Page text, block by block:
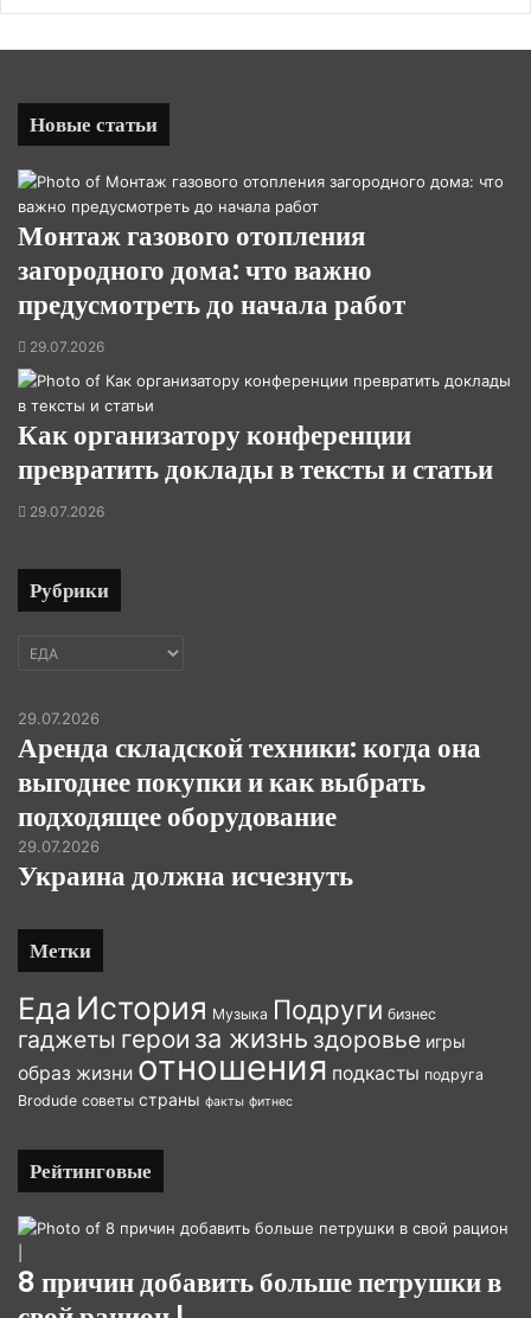
Новые статьи
Монтаж газового отопления
загородного дома: что важно
предусмотреть до начала работ
29.07.2026
Как организатору конференции
превратить доклады в тексты и статьи
29.07.2026
Рубрики
Рубрики
29.07.2026
Аренда складской техники: когда она
выгоднее покупки и как выбрать
подходящее оборудование
29.07.2026
Украина должна исчезнуть
Метки
Еда История Музыка Подруги бизнес
гаджеты герои за жизнь здоровье игры
образ жизни отношения подкасты подруга
Brodude советы страны факты фитнес
Рейтинговые
8 причин добавить больше петрушки в